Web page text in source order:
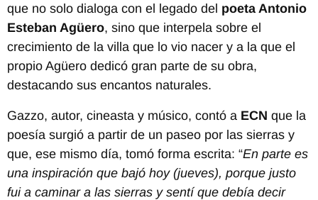
que no solo dialoga con el legado del poeta Antonio
Esteban Agüero, sino que interpela sobre el
crecimiento de la villa que lo vio nacer y a la que el
propio Agüero dedicó gran parte de su obra,
destacando sus encantos naturales.
Gazzo, autor, cineasta y músico, contó a ECN que la
poesía surgió a partir de un paseo por las sierras y
que, ese mismo día, tomó forma escrita: “En parte es
una inspiración que bajó hoy (jueves), porque justo
fui a caminar a las sierras y sentí que debía decir